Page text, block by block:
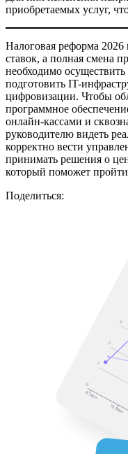
приобретаемых услуг,
Налоговая реформа
ставок, а полная смена
необходимо
подготовить IT-
цифровизации. Чтобы
программное
онлайн-кассами и
руководителю видеть
корректно вести
принимать решения о
который поможет
Поделиться: